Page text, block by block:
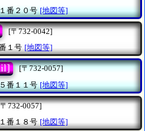
番２０号 [地図等]
[〒732-0042]
１号 [地図等]
[〒732-0057]
番１１号 [地図等]
732-0057]
番１８号 [地図等]